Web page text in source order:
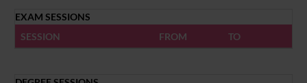
EXAM SESSIONS
SESSION
FROM TO